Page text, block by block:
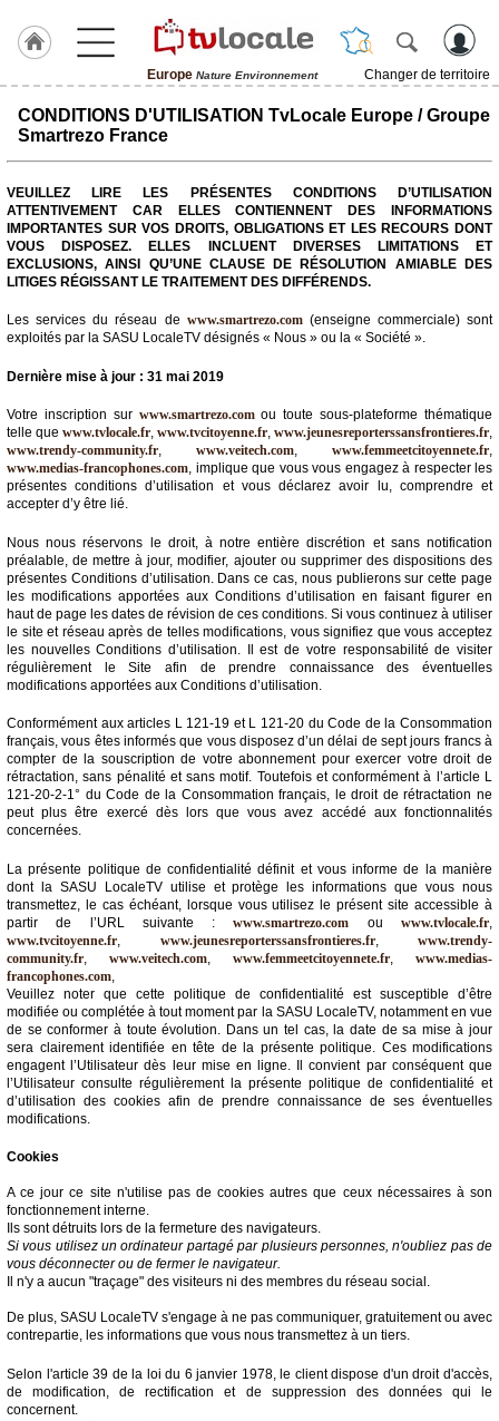
Europe Nature Environnement
Changer de territoire
J'adhère
Hulcoq
Europe
TvLocale
France
Accueil
Agenda
Gazette
Vidéos
Médias
du
groupe
Blogs
Prémium
Inscription
annuaire
Accès
éditeur
CONDITIONS D'UTILISATION TvLocale Europe / Groupe
Smartrezo France
VEUILLEZ LIRE LES PRÉSENTES CONDITIONS D’UTILISATION
ATTENTIVEMENT CAR ELLES CONTIENNENT DES INFORMATIONS
IMPORTANTES SUR VOS DROITS, OBLIGATIONS ET LES RECOURS DONT
VOUS DISPOSEZ. ELLES INCLUENT DIVERSES LIMITATIONS ET
EXCLUSIONS, AINSI QU’UNE CLAUSE DE RÉSOLUTION AMIABLE DES
LITIGES RÉGISSANT LE TRAITEMENT DES DIFFÉRENDS.
Les services du réseau de www.smartrezo.com(enseigne commerciale) sont
exploités par la SASU LocaleTV désignés « Nous » ou la « Société ».
Dernière mise à jour : 31 mai 2019
Votre inscription sur www.smartrezo.comou toute sous-plateforme thématique
telle que www.tvlocale.fr, www.tvcitoyenne.fr, www.jeunesreporterssansfrontieres.fr,
www.trendy-community.fr, www.veitech.com, www.femmeetcitoyennete.fr,
www.medias-francophones.com, implique que vous vous engagez à respecter les
présentes conditions d’utilisation et vous déclarez avoir lu, comprendre et
accepter d’y être lié.
Nous nous réservons le droit, à notre entière discrétion et sans notification
préalable, de mettre à jour, modifier, ajouter ou supprimer des dispositions des
présentes Conditions d’utilisation. Dans ce cas, nous publierons sur cette page
les modifications apportées aux Conditions d’utilisation en faisant figurer en
haut de page les dates de révision de ces conditions. Si vous continuez à utiliser
le site et réseau après de telles modifications, vous signifiez que vous acceptez
les nouvelles Conditions d’utilisation. Il est de votre responsabilité de visiter
régulièrement le Site afin de prendre connaissance des éventuelles
modifications apportées aux Conditions d’utilisation.
Conformément aux articles L 121-19 et L 121-20 du Code de la Consommation
français, vous êtes informés que vous disposez d’un délai de sept jours francs à
compter de la souscription de votre abonnement pour exercer votre droit de
rétractation, sans pénalité et sans motif. Toutefois et conformément à l’article L
121-20-2-1° du Code de la Consommation français, le droit de rétractation ne
peut plus être exercé dès lors que vous avez accédé aux fonctionnalités
concernées.
La présente politique de confidentialité définit et vous informe de la manière
dont la SASU LocaleTV utilise et protège les informations que vous nous
transmettez, le cas échéant, lorsque vous utilisez le présent site accessible à
partir de l’URL suivante :www.smartrezo.com ouwww.tvlocale.fr,
www.tvcitoyenne.fr, www.jeunesreporterssansfrontieres.fr, www.trendy-
community.fr, www.veitech.com, www.femmeetcitoyennete.fr, www.medias-
francophones.com,
Veuillez noter que cette politique de confidentialité est susceptible d’être
modifiée ou complétée à tout moment par la SASU LocaleTV, notamment en vue
de se conformer à toute évolution. Dans un tel cas, la date de sa mise à jour
sera clairement identifiée en tête de la présente politique. Ces modifications
engagent l’Utilisateur dès leur mise en ligne. Il convient par conséquent que
l’Utilisateur consulte régulièrement la présente politique de confidentialité et
d’utilisation des cookies afin de prendre connaissance de ses éventuelles
modifications.
Cookies
A ce jour ce site n'utilise pas de cookies autres que ceux nécessaires à son
fonctionnement interne.
Ils sont détruits lors de la fermeture des navigateurs.
Si vous utilisez un ordinateur partagé par plusieurs personnes, n'oubliez pas de
vous déconnecter ou de fermer le navigateur.
Il n'y a aucun "traçage" des visiteurs ni des membres du réseau social.
De plus, SASU LocaleTV s'engage à ne pas communiquer, gratuitement ou avec
contrepartie, les informations que vous nous transmettez à un tiers.
Selon l'article 39 de la loi du 6 janvier 1978, le client dispose d'un droit d'accès,
de modification, de rectification et de suppression des données qui le
concernent.